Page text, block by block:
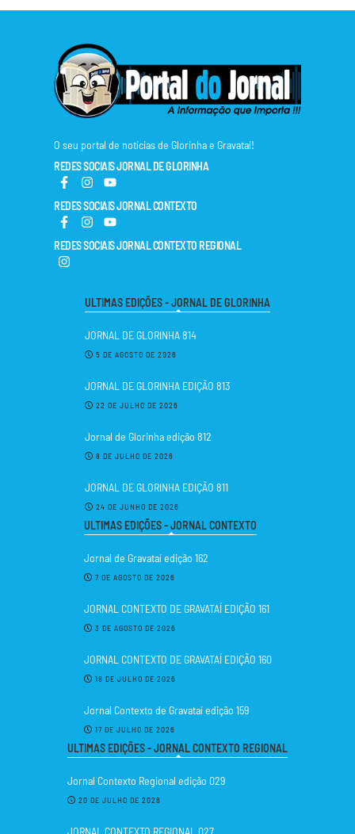
O seu portal de notícias de Glorinha e Gravataí!
REDES SOCIAIS JORNAL DE GLORINHA
REDES SOCIAIS JORNAL CONTEXTO
REDES SOCIAIS JORNAL CONTEXTO REGIONAL
ULTIMAS EDIÇÕES - JORNAL DE GLORINHA
JORNAL DE GLORINHA 814
5 DE AGOSTO DE 2026
JORNAL DE GLORINHA EDIÇÃO 813
22 DE JULHO DE 2026
Jornal de Glorinha edição 812
8 DE JULHO DE 2026
JORNAL DE GLORINHA EDIÇÃO 811
24 DE JUNHO DE 2026
ULTIMAS EDIÇÕES - JORNAL CONTEXTO
Jornal de Gravataí edição 162
7 DE AGOSTO DE 2026
JORNAL CONTEXTO DE GRAVATAÍ EDIÇÃO 161
3 DE AGOSTO DE 2026
JORNAL CONTEXTO DE GRAVATAÍ EDIÇÃO 160
18 DE JULHO DE 2026
Jornal Contexto de Gravataí edição 159
17 DE JULHO DE 2026
ULTIMAS EDIÇÕES - JORNAL CONTEXTO REGIONAL
Jornal Contexto Regional edição 029
20 DE JULHO DE 2026
JORNAL CONTEXTO REGIONAL 027